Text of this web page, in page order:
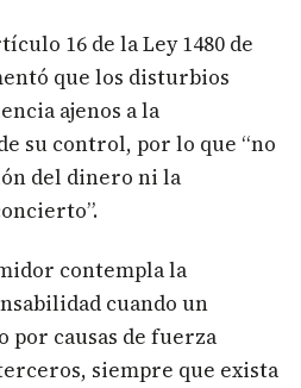
16 de la Ley 1480 de
que los disturbios
ajenos a la
su control, por lo que “no
del dinero ni la
contempla la
cuando un
por causas de fuerza
siempre que exista